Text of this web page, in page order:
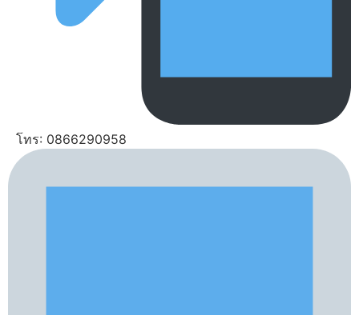
โทร: 0866290958